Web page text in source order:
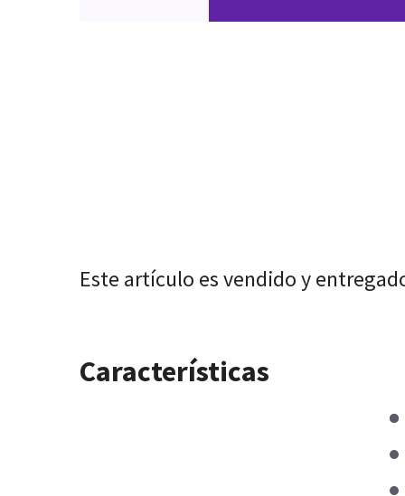
Este artículo es vendido y
Características